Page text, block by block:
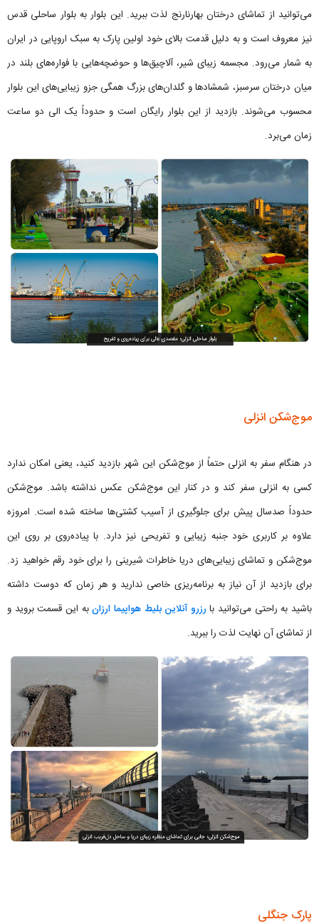
می‌توانید از تماشای درختان بهارنارنج لذت ببرید. این بلوار به بلوار ساحلی قدس
نیز معروف است و به دلیل قدمت بالای خود اولین پارک به سبک اروپایی در ایران
به شمار می‌رود. مجسمه زیبای شیر، آلاچیق‌ها و حوضچه‌هایی با فواره‌های بلند در
میان درختان سرسبز، شمشادها و گلدان‌های بزرگ همگی جزو زیبایی‌های این بلوار
محسوب می‌شوند. بازدید از این بلوار رایگان است و حدوداً یک الی دو ساعت
زمان می‌برد.
موج‌شکن انزلی
در هنگام سفر به انزلی حتماً از موج‌شکن این شهر بازدید کنید، یعنی امکان ندارد
کسی به انزلی سفر کند و در کنار این موج‌شکن عکس نداشته باشد. موج‌شکن
حدوداً صدسال پیش برای جلوگیری از آسیب کشتی‌ها ساخته ‌شده است. امروزه
علاوه بر کاربری خود جنبه زیبایی و تفریحی نیز دارد. با پیاده‌روی بر روی این
موج‌شکن و تماشای زیبایی‌های دریا خاطرات شیرینی را برای خود رقم خواهید زد.
برای بازدید از آن نیاز به برنامه‌ریزی خاصی ندارید و هر زمان که دوست داشته
باشید به راحتی می‌توانید با رزرو آنلاین بلیط هواپیما ارزانبه این قسمت بروید و
از تماشای آن نهایت لذت را ببرید.
پارک جنگلی